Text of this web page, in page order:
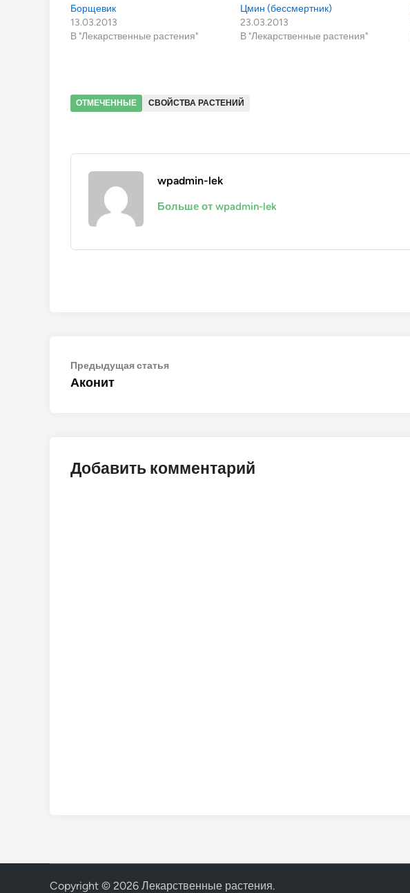
Борщевик
13.03.2013
В "Лекарственные растения"
Цмин (бессмертник)
23.03.2013
В "Лекарственные растения"
ОТМЕЧЕННЫЕ СВОЙСТВА РАСТЕНИЙ
wpadmin-lek
Больше от wpadmin-lek
Навигация
по
Предыдущая статьяПредыдущая
Аконит
Добавить комментарий
Copyright © 2026 Лекарственные растения.